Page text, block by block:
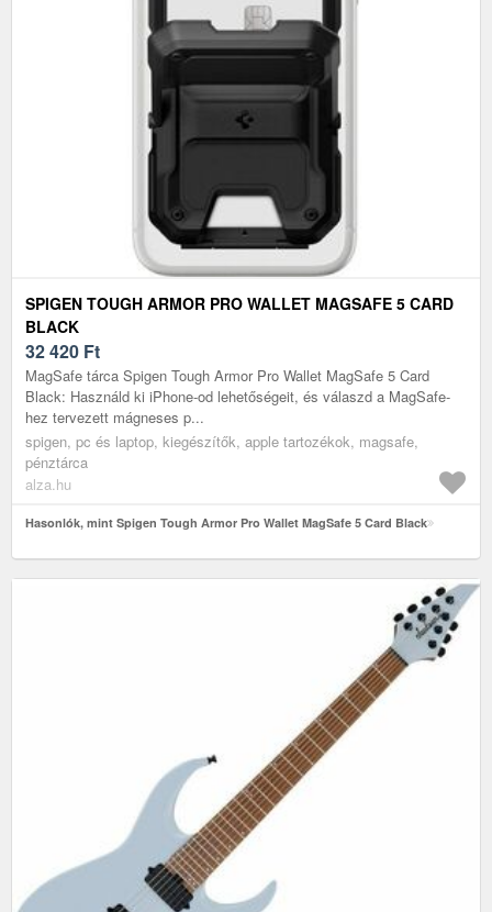
SPIGEN TOUGH ARMOR PRO WALLET MAGSAFE 5 CARD
BLACK
32 420 Ft
MagSafe tárca Spigen Tough Armor Pro Wallet MagSafe 5 Card
Black: Használd ki iPhone-od lehetőségeit, és válaszd a MagSafe-
hez tervezett mágneses p...
spigen, pc és laptop, kiegészítők, apple tartozékok, magsafe,
pénztárca
alza.hu
Hasonlók, mint Spigen Tough Armor Pro Wallet MagSafe 5 Card Black